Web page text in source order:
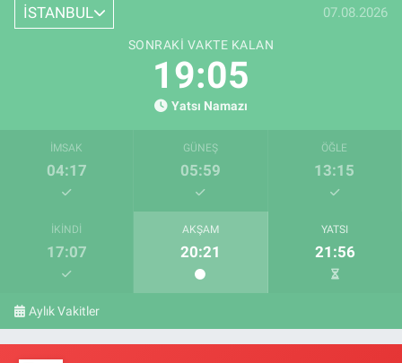
İSTANBUL 07.08.2026
SONRAKI VAKTE KALAN
19:04
Yatsı Namazı
İMSAK
04:17
GÜNEŞ
05:59
ÖĞLE
13:15
İKINDI
17:07
AKŞAM
20:21
YATSI
21:56
Aylık Vakitler